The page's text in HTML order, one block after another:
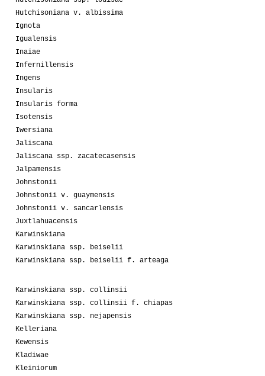
Hutchisoniana v. albissima
Ignota
Igualensis
Inaiae
Infernillensis
Ingens
Insularis
Insularis forma
Isotensis
Iwersiana
Jaliscana
Jaliscana ssp. zacatecasensis
Jalpamensis
Johnstonii
Johnstonii v. guaymensis
Johnstonii v. sancarlensis
Juxtlahuacensis
Karwinskiana
Karwinskiana ssp. beiselii
Karwinskiana ssp. beiselii f. arteaga
Karwinskiana ssp. collinsii
Karwinskiana ssp. collinsii f. chiapas
Karwinskiana ssp. nejapensis
Kelleriana
Kewensis
Kladiwae
Kleiniorum